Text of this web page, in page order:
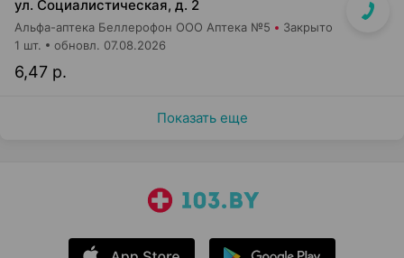
ул. Социалистическая, д. 2
Альфа-аптека Беллерофон ООО Аптека №5 Закрыто
6,47 р.
1 шт. обновл. 07.08.2026
Показать еще